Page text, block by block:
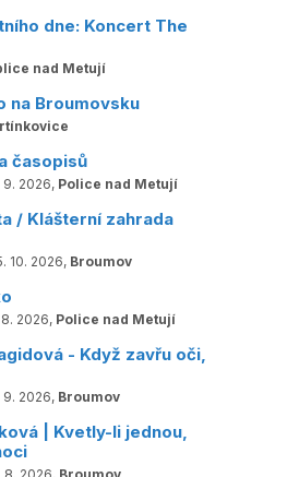
dne: Koncert The
nad Metují
na Broumovsku
časopisů
9. 2026, Police nad Metují
/ Klášterní zahrada
10. 2026, Broumov
2026, Police nad Metují
- Když zavřu oči,
9. 2026, Broumov
| Kvetly-li jednou,